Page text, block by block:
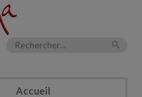
Accueil